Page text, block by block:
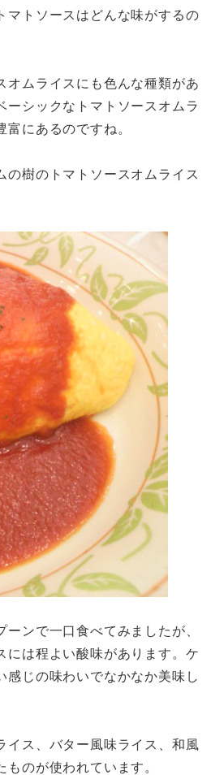
マトソースはどんな味がするの
オムライスにも色んな種類があ
ーシックなトマトソースオムラ
にあるのですね。
の樹のトマトソースオムライス
ンで一口食べてみましたが、
には程よい酸味があります。ケ
感じの味わいでなかなか美味し
イス、バター風味ライス、和風
のが使われています。